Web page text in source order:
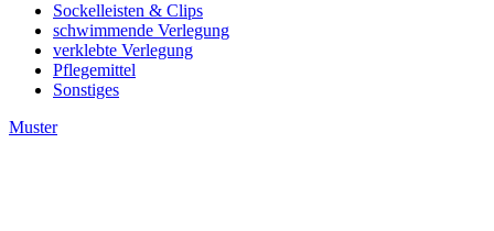
Sockelleisten & Clips
schwimmende Verlegung
verklebte Verlegung
Pflegemittel
Sonstiges
Muster